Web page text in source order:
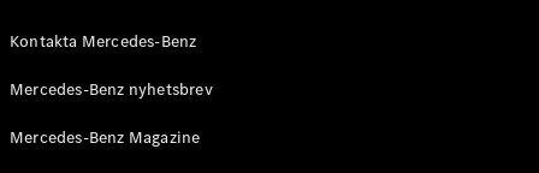
Store
Kontakta Mercedes-Benz
Mercedes-Benz nyhetsbrev
Mercedes-Benz Magazine